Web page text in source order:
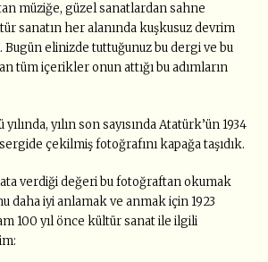
müziğe, güzel sanatlardan sahne
sanatın her alanında kuşkusuz devrim
Bugün elinizde tuttuğunuz bu dergi ve bu
tüm içerikler onun attığı bu adımların
yılın son sayısında Atatürk’ün 1934
çekilmiş fotoğrafını kapağa taşıdık.
verdiği değeri bu fotoğraftan okumak
daha iyi anlamak ve anmak için 1923
100 yıl önce kültür sanat ile ilgili